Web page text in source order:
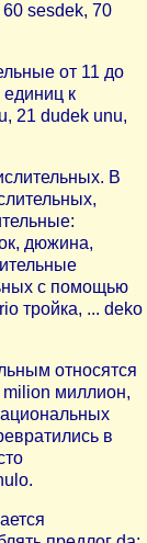
sesdek, 70
от 11 до
к
21 dudek unu,
В
дюжина,
с помощью
тройка, ... deko
относятся
milion миллион,
в